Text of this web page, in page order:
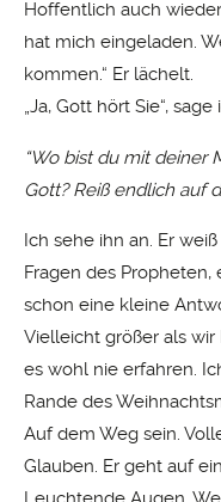
Hoffentlich auch
hat mich eingeladen.
kommen.“ Er lächelt.
„Ja, Gott hört Sie“, sage
“Wo bist du mit deiner
Gott? Reiß endlich auf
Ich sehe ihn an. Er
Fragen des Propheten,
schon eine kleine
Vielleicht größer als
es wohl nie erfahren.
Rande des
Auf dem Weg sein.
Glauben. Er geht auf